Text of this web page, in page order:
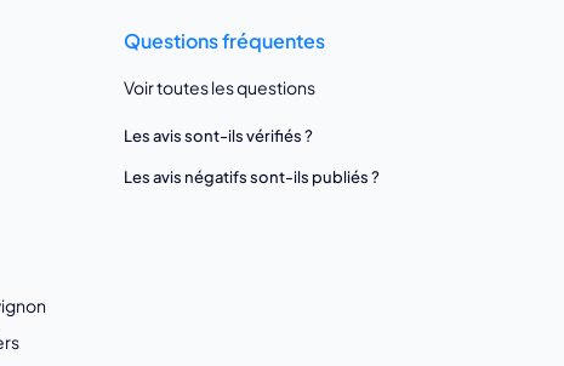
Questions fréquentes
Voir toutes les questions
Les avis sont-ils vérifiés ?
Les avis négatifs sont-ils publiés ?